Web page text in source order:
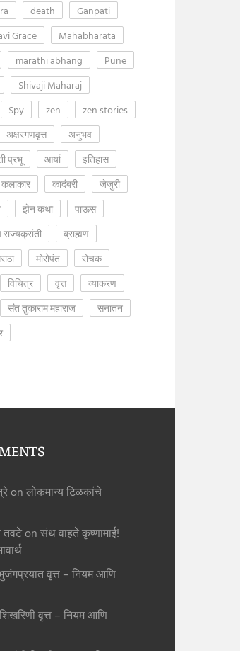
death
Ganpati
Grace
Mahabharata
marathi abhang
Pune
Shivaji Maharaj
Spy zen
zen stories
अक्षरगणवृत्त
अनुभव
प्रभू आर्या
इतिहास
कलाकार कादंबरी
जेजुरी
झेन कथा
पाऊस
ब्राह्मण
मोरोपंत
रोचक
विचित्र वृत्त
व्याकरण
संत तुकाराम महाराज
सनातन
on लोकमान्य टिळकांचे
तवटेon संथ वाहते कृष्णामाई!
वृत्त – नियम आणि
शिखरिणी वृत्त – नियम आणि